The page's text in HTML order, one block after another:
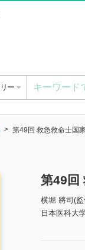
ー
第49回 救急救命士国
第49回
横堀 將司(
日本医科大